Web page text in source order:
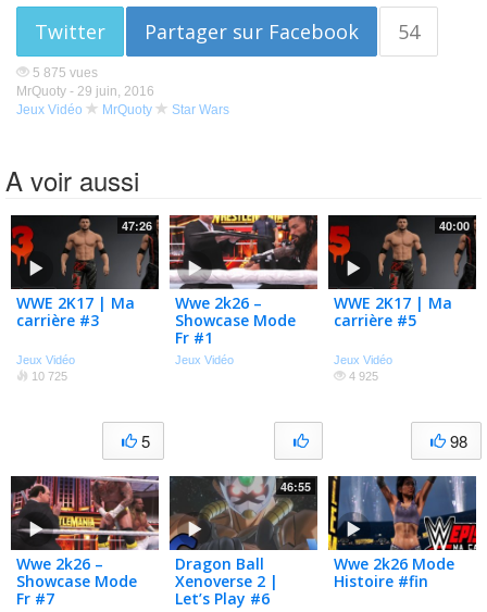
Twitter Partager sur Facebook 54
5 875 vues
MrQuoty - 29 juin, 2016
Jeux Vidéo
MrQuoty Star Wars
A voir aussi
47:26
WWE 2K17 | Ma
carrière #3
Jeux Vidéo
10 725
5
Wwe 2k26 –
Showcase Mode
Fr #1
Jeux Vidéo
40:00
WWE 2K17 | Ma
carrière #5
Jeux Vidéo
4 925
98
Wwe 2k26 –
Showcase Mode
Fr #7
46:55
Dragon Ball
Xenoverse 2 |
Let’s Play #6
Wwe 2k26 Mode
Histoire #fin